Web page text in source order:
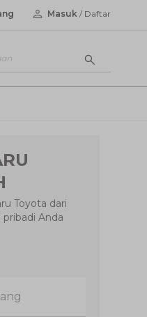
Masuk / Daftar
Toyota dari
Anda